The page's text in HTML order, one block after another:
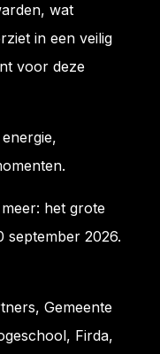
wat
in een veilig
voor deze
het grote
september 2026.
Gemeente
Firda,